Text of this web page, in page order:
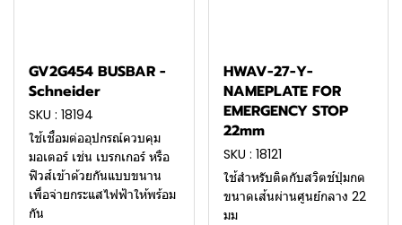
GV2G454 BUSBAR -
Schneider
SKU : 18194
ใช้เชื่อมต่ออุปกรณ์ควบคุม
มอเตอร์ เช่น เบรกเกอร์ หรือ
ฟิวส์เข้าด้วยกันแบบขนาน
เพื่อจ่ายกระแสไฟฟ้าให้พร้อม
กัน
HWAV-27-Y-
NAMEPLATE FOR
EMERGENCY STOP
22mm
SKU : 18121
ใช้สำหรับติดกับสวิตช์ปุ่มกด
ขนาดเส้นผ่านศูนย์กลาง 22
มม